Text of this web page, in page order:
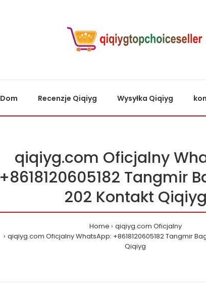
Dom Recenzje Qiqiyg Wysyłka Qiqiyg
qiqiyg.com Oficjalny
+8618120605182 Tangmir
202 Kontakt Qiqiyg
Home
qiqiyg.com Oficjalny
qiqiyg.com Oficjalny WhatsApp: +8618120605182 Tangmir
Qiqiyg